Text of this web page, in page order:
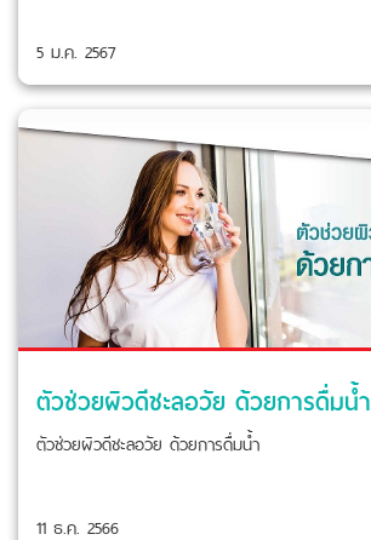
5 ม.ค. 2567
ตัวช่วยผิวดีชะลอวัย ด้วยการดื่มน้ำ
ตัวช่วยผิวดีชะลอวัย ด้วยการดื่มน้ำ
11 ธ.ค. 2566